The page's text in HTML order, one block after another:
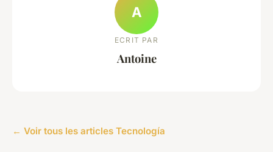
A
ECRIT PAR
Antoine
← Voir tous les articles Tecnología